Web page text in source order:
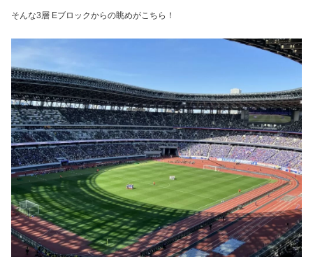
そんな3層 Eブロックからの眺めがこちら！